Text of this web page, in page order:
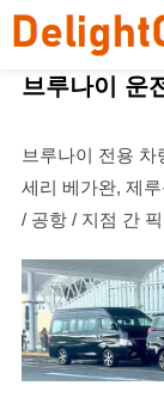
브루나이 운
브루나이 전용 차
세리 베가완, 제
/ 공항 / 지점 간